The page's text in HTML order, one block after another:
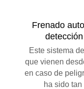
Frenado
Este sistema
que vienen
en caso de
ha sido